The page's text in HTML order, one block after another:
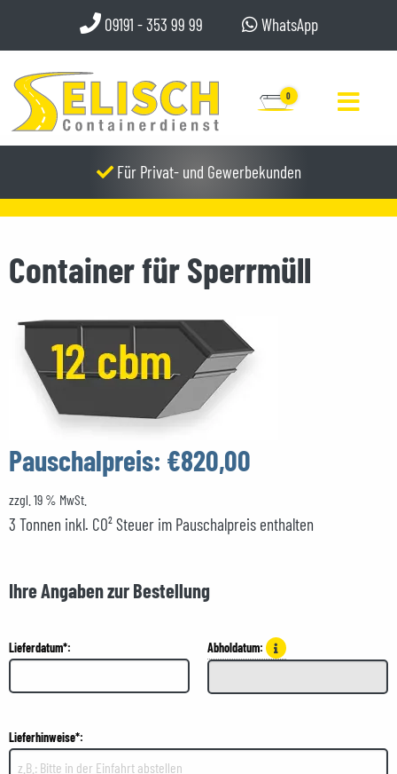
09191 - 353 99 99 WhatsApp
0
Für Privat- und Gewerbekunden
Container für Sperrmüll
Pauschalpreis: €820,00
zzgl. 19 % MwSt.
3 Tonnen inkl. CO² Steuer im Pauschalpreis enthalten
Ihre Angaben zur Bestellung
Lieferdatum*: Abholdatum:
Lieferhinweise*: